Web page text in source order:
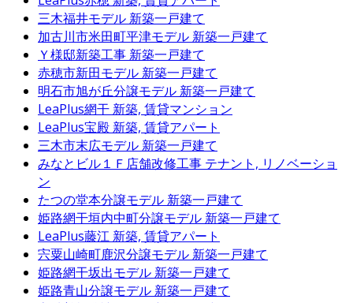
三木福井モデル 新築一戸建て
加古川市米田町平津モデル 新築一戸建て
Ｙ様邸新築工事 新築一戸建て
赤穂市新田モデル 新築一戸建て
明石市旭が丘分譲モデル 新築一戸建て
LeaPlus網干 新築, 賃貸マンション
LeaPlus宝殿 新築, 賃貸アパート
三木市末広モデル 新築一戸建て
みなとビル１Ｆ店舗改修工事 テナント, リノベーショ
ン
たつの堂本分譲モデル 新築一戸建て
姫路網干垣内中町分譲モデル 新築一戸建て
LeaPlus藤江 新築, 賃貸アパート
宍粟山崎町鹿沢分譲モデル 新築一戸建て
姫路網干坂出モデル 新築一戸建て
姫路青山分譲モデル 新築一戸建て